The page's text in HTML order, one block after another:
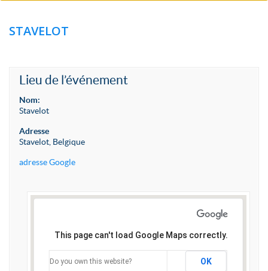
STAVELOT
Lieu de l’événement
Nom:
Stavelot
Adresse
Stavelot, Belgique
adresse Google
This page can't load Google Maps correctly.
Do you own this website? OK